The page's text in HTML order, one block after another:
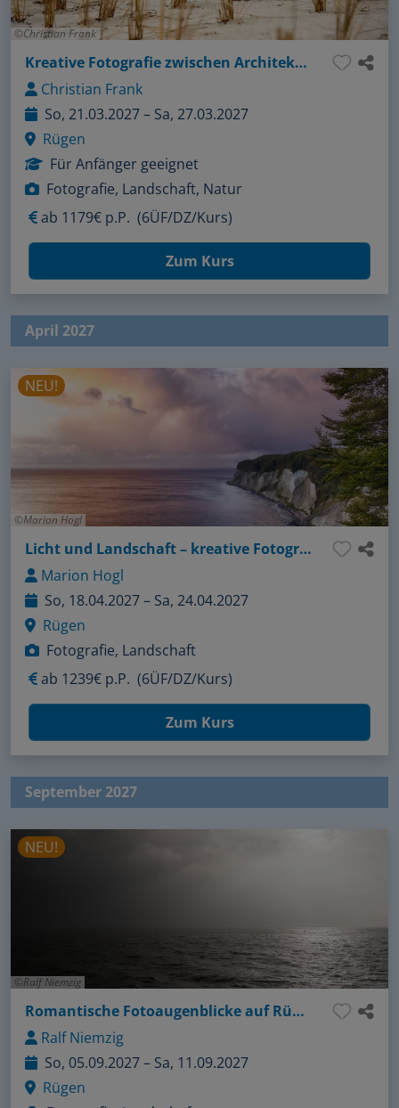
Christian Frank
Kreative Fotografie zwischen Architektur, Landschaft und Strandleben
Christian Frank
So, 21.03.2027 – Sa, 27.03.2027
Rügen
Für Anfänger geeignet
Fotografie, Landschaft, Natur
ab 1179€ p.P. (6ÜF/DZ/Kurs)
Zum Kurs
April 2027
Marion Hogl
NEU!
Licht und Landschaft – kreative Fotografie auf Rügen
Marion Hogl
So, 18.04.2027 – Sa, 24.04.2027
Rügen
Fotografie, Landschaft
ab 1239€ p.P. (6ÜF/DZ/Kurs)
Zum Kurs
September 2027
Ralf Niemzig
NEU!
Romantische Fotoaugenblicke auf Rügen
Ralf Niemzig
So, 05.09.2027 – Sa, 11.09.2027
Rügen